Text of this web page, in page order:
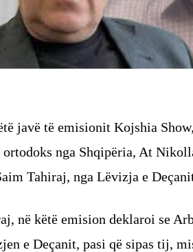
javë të emisionit Kojshia
nga Shqipëria, At
Tahiraj, nga Lëvizja e
në këtë emision deklaroi se
e Deçanit, pasi që sipas tij,